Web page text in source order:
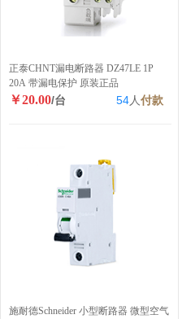
正泰CHNT漏电断路器 DZ47LE 1P
20A 带漏电保护 原装正品
￥20.00/台 54人付款
施耐德Schneider 小型断路器 微型空气